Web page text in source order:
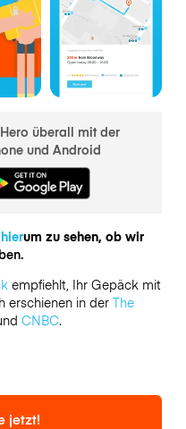
überall mit der
und Android
um zu sehen, ob wir
empfiehlt, Ihr Gepäck mit
erschienen in der The
CNBC.
jetzt!